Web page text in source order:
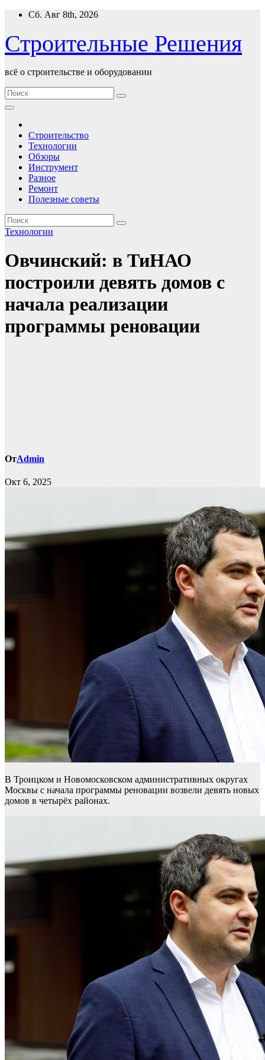
Перейти
содержимому
Сб. Авг 8th, 2026
Строительные Решения
всё о строительстве и оборудовании
Строительство
Технологии
Обзоры
Инструмент
Разное
Ремонт
Полезные советы
Технологии
Овчинский: в ТиНАО
построили девять домов с
начала реализации
программы реновации
ОтAdmin
Окт 6, 2025
В Троицком и Новомосковском административных округах
Москвы с начала программы реновации возвели девять новых
домов в четырёх районах.